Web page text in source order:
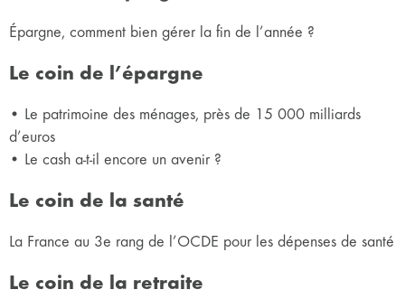
Épargne, comment bien gérer la fin de l’année ?
Le coin de l’épargne
• Le patrimoine des ménages, près de 15 000 milliards
d’euros
• Le cash a-t-il encore un avenir ?
Le coin de la santé
La France au 3e rang de l’OCDE pour les dépenses de santé
Le coin de la retraite